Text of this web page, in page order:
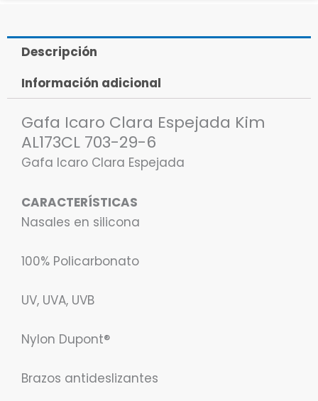
Descripción
Información adicional
Gafa Icaro Clara Espejada Kim
AL173CL 703-29-6
Gafa Icaro Clara Espejada
CARACTERÍSTICAS
Nasales en silicona
100% Policarbonato
UV, UVA, UVB
Nylon Dupont®
Brazos antideslizantes